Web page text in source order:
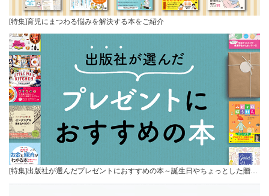
[特集]育児にまつわる悩みを解決する本をご紹介
[特集]出版社が選んだプレゼントにおすすめの本～誕生日やちょっとした贈…